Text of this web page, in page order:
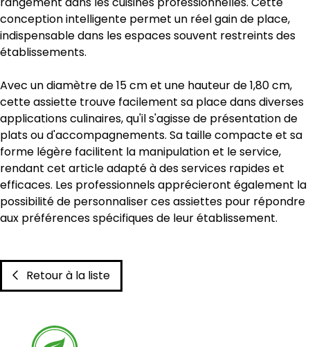
conception intelligente permet un réel gain de place,
indispensable dans les espaces souvent restreints des
établissements.
Avec un diamètre de 15 cm et une hauteur de 1,80 cm,
cette assiette trouve facilement sa place dans diverses
applications culinaires, qu'il s'agisse de présentation de
plats ou d'accompagnements. Sa taille compacte et sa
forme légère facilitent la manipulation et le service,
rendant cet article adapté à des services rapides et
efficaces. Les professionnels apprécieront également la
possibilité de personnaliser ces assiettes pour répondre
aux préférences spécifiques de leur établissement.
Retour à la liste